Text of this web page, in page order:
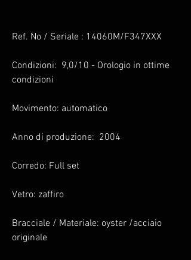
Ref. No / Seriale : 14060M/F347XXX
Condizioni: 9,0/10 - Orologio in ottime
condizioni
Movimento: automatico
Anno di produzione: 2004
Corredo: Full set
Vetro: zaffiro
Bracciale / Materiale: oyster /acciaio
originale